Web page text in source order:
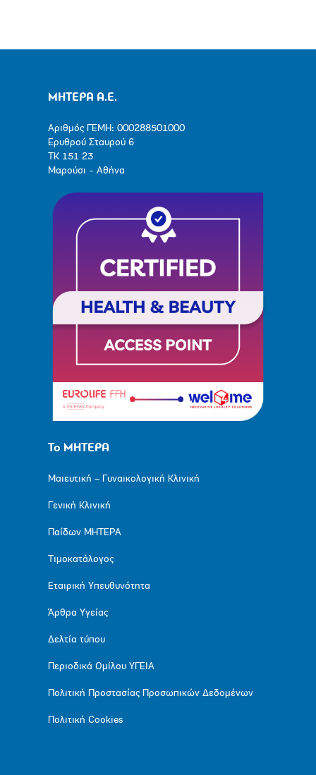
ΜΗΤΕΡΑ Α.Ε.
Αριθμός ΓΕΜΗ: 000288501000
Ερυθρού Σταυρού 6
ΤΚ 151 23
Μαρούσι - Αθήνα
Το ΜΗΤΕΡΑ
Μαιευτική – Γυναικολογική Κλινική
Γενική Κλινική
Παίδων ΜΗΤΕΡΑ
Τιμοκατάλογος
Εταιρική Υπευθυνότητα
Άρθρα Υγείας
Δελτία τύπου
Περιοδικά Ομίλου ΥΓΕΙΑ
Πολιτική Προστασίας Προσωπικών Δεδομένων
Πολιτική Cookies